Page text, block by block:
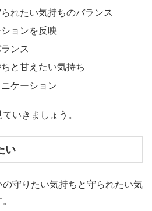
れたい気持ちのバランス
ョンを反映
ンス
と甘えたい気持ち
ケーション
いきましょう。
い
守りたい気持ちと守られたい気